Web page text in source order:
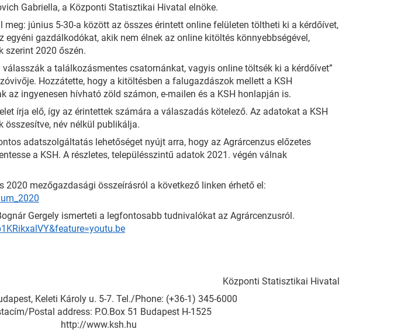
Gabriella, a Központi Statisztikai Hivatal elnöke.
június 5-30-a között az összes érintett online felületen töltheti ki a kérdőívet,
egyéni gazdálkodókat, akik nem élnek az online kitöltés könnyebbségével,
szerint 2020 őszén.
a találkozásmentes csatornánkat, vagyis online töltsék ki a kérdőívet”
Hozzátette, hogy a kitöltésben a falugazdászok mellett a KSH
az ingyenesen hívható zöld számon, e-mailen és a KSH honlapján is.
írja elő, így az érintettek számára a válaszadás kötelező. Az adatokat a KSH
név nélkül publikálja.
adatszolgáltatás lehetőséget nyújt arra, hogy az Agrárcenzus előzetes
a KSH. A részletes, településszintű adatok 2021. végén válnak
mezőgazdasági összeírásról a következő linken érhető el:
Gergely ismerteti a legfontosabb tudnivalókat az Agrárcenzusról.
Központi Statisztikai Hivatal
Keleti Károly u. 5-7. Tel./Phone: (+36-1) 345-6000
Postal address: P.O.Box 51 Budapest H-1525
http://www.ksh.hu